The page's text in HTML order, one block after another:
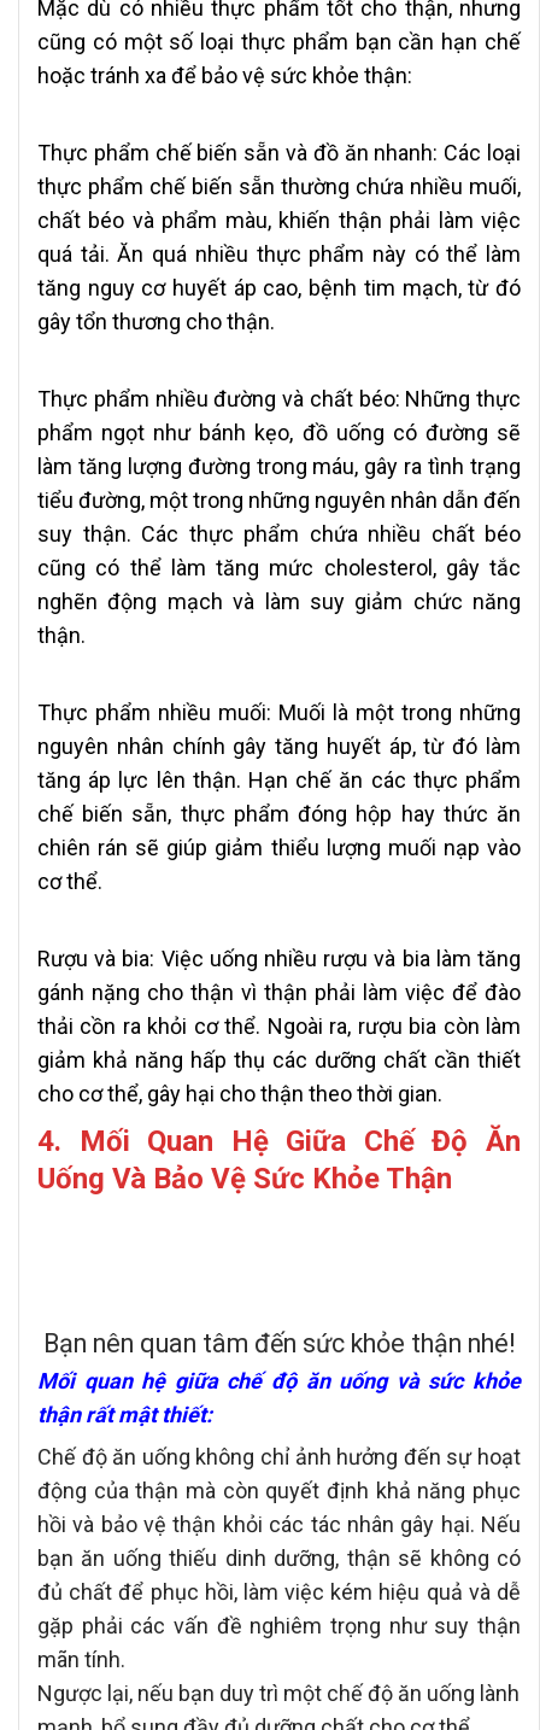
Mặc dù có nhiều thực phẩm tốt cho thận, nhưng
cũng có một số loại thực phẩm bạn cần hạn chế
hoặc tránh xa để bảo vệ sức khỏe thận:
Thực phẩm chế biến sẵn và đồ ăn nhanh: Các loại
thực phẩm chế biến sẵn thường chứa nhiều muối,
chất béo và phẩm màu, khiến thận phải làm việc
quá tải. Ăn quá nhiều thực phẩm này có thể làm
tăng nguy cơ huyết áp cao, bệnh tim mạch, từ đó
gây tổn thương cho thận.
Thực phẩm nhiều đường và chất béo: Những thực
phẩm ngọt như bánh kẹo, đồ uống có đường sẽ
làm tăng lượng đường trong máu, gây ra tình trạng
tiểu đường, một trong những nguyên nhân dẫn đến
suy thận. Các thực phẩm chứa nhiều chất béo
cũng có thể làm tăng mức cholesterol, gây tắc
nghẽn động mạch và làm suy giảm chức năng
thận.
Thực phẩm nhiều muối: Muối là một trong những
nguyên nhân chính gây tăng huyết áp, từ đó làm
tăng áp lực lên thận. Hạn chế ăn các thực phẩm
chế biến sẵn, thực phẩm đóng hộp hay thức ăn
chiên rán sẽ giúp giảm thiểu lượng muối nạp vào
cơ thể.
Rượu và bia: Việc uống nhiều rượu và bia làm tăng
gánh nặng cho thận vì thận phải làm việc để đào
thải cồn ra khỏi cơ thể. Ngoài ra, rượu bia còn làm
giảm khả năng hấp thụ các dưỡng chất cần thiết
cho cơ thể, gây hại cho thận theo thời gian.
4. Mối Quan Hệ Giữa Chế Độ Ăn
Uống Và Bảo Vệ Sức Khỏe Thận
Bạn nên quan tâm đến sức khỏe thận nhé!
Mối quan hệ giữa chế độ ăn uống và sức khỏe
thận rất mật thiết:
Chế độ ăn uống không chỉ ảnh hưởng đến sự hoạt
động của thận mà còn quyết định khả năng phục
hồi và bảo vệ thận khỏi các tác nhân gây hại. Nếu
bạn ăn uống thiếu dinh dưỡng, thận sẽ không có
đủ chất để phục hồi, làm việc kém hiệu quả và dễ
gặp phải các vấn đề nghiêm trọng như suy thận
mãn tính.
Ngược lại, nếu bạn duy trì một chế độ ăn uống lành